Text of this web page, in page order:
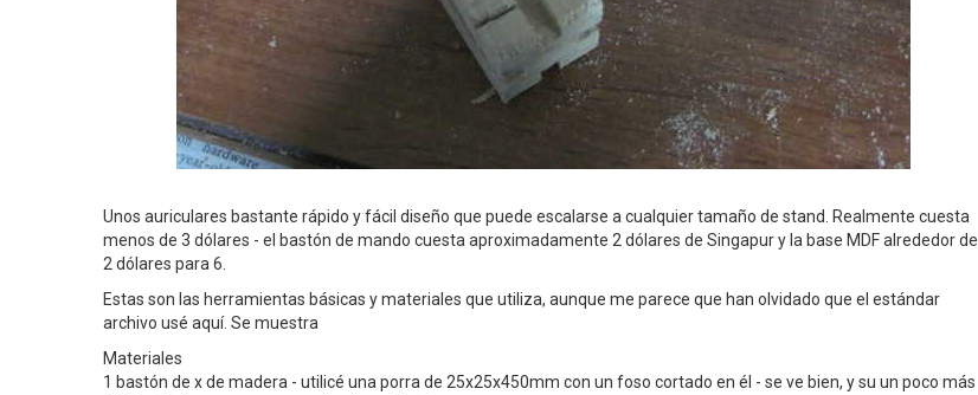
Unos auriculares bastante rápido y fácil diseño que puede escalarse a cualquier tamaño de stand. Realmente cuesta
menos de 3 dólares - el bastón de mando cuesta aproximadamente 2 dólares de Singapur y la base MDF alrededor de
2 dólares para 6.
Estas son las herramientas básicas y materiales que utiliza, aunque me parece que han olvidado que el estándar
archivo usé aquí. Se muestra
Materiales
1 bastón de x de madera - utilicé una porra de 25x25x450mm con un foso cortado en él - se ve bien, y su un poco más